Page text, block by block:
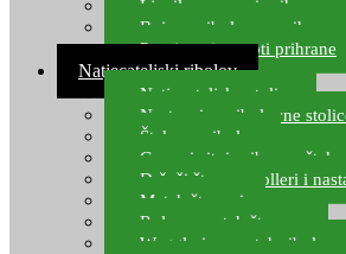
Ljepilo za crve i prihranu
Boje za ribolovnu prihranu
Provjereni recepti prihrane
Natjecateljski ribolov
Natjecateljske stolice
Nastavci za ribolovne
Šteke za ribolov
Gume i sitni pribor za šteku
Držači štapova rolleri i
Match štapovi
Role za match štapove
Waggleri za match ribolov